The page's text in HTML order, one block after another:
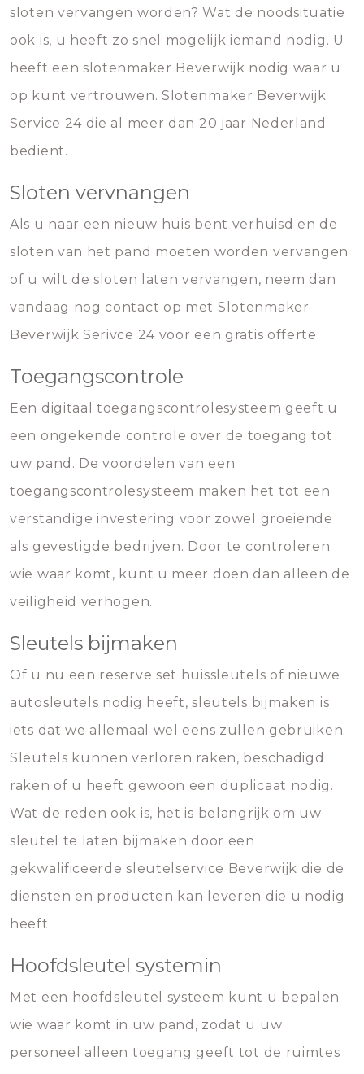
sloten vervangen worden? Wat de noodsituatie
ook is, u heeft zo snel mogelijk iemand nodig. U
heeft een slotenmaker Beverwijk nodig waar u
op kunt vertrouwen. Slotenmaker Beverwijk
Service 24 die al meer dan 20 jaar Nederland
bedient.
Sloten vervnangen
Als u naar een nieuw huis bent verhuisd en de
sloten van het pand moeten worden vervangen
of u wilt de sloten laten vervangen, neem dan
vandaag nog contact op met Slotenmaker
Beverwijk Serivce 24 voor een gratis offerte.
Toegangscontrole
Een digitaal toegangscontrolesysteem geeft u
een ongekende controle over de toegang tot
uw pand. De voordelen van een
toegangscontrolesysteem maken het tot een
verstandige investering voor zowel groeiende
als gevestigde bedrijven. Door te controleren
wie waar komt, kunt u meer doen dan alleen de
veiligheid verhogen.
Sleutels bijmaken
Of u nu een reserve set huissleutels of nieuwe
autosleutels nodig heeft, sleutels bijmaken is
iets dat we allemaal wel eens zullen gebruiken.
Sleutels kunnen verloren raken, beschadigd
raken of u heeft gewoon een duplicaat nodig.
Wat de reden ook is, het is belangrijk om uw
sleutel te laten bijmaken door een
gekwalificeerde sleutelservice Beverwijk die de
diensten en producten kan leveren die u nodig
heeft.
Hoofdsleutel systemin
Met een hoofdsleutel systeem kunt u bepalen
wie waar komt in uw pand, zodat u uw
personeel alleen toegang geeft tot de ruimtes